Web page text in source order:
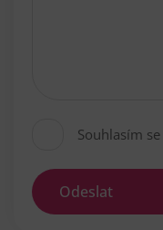
Souhlasím se
Odeslat